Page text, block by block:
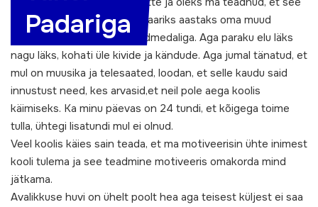
Padariga
nii läheb, oleks ehk jätnud paariks aastaks oma muud
tegemised ja lõpetanud kuldmedaliga. Aga paraku elu läks
nagu läks, kohati üle kivide ja kändude. Aga jumal tänatud, et
mul on muusika ja telesaated, loodan, et selle kaudu said
innustust need, kes arvasid,et neil pole aega koolis
käimiseks. Ka minu päevas on 24 tundi, et kõigega toime
tulla, ühtegi lisatundi mul ei olnud.
Veel koolis käies sain teada, et ma motiveerisin ühte inimest
kooli tulema ja see teadmine motiveeris omakorda mind
jätkama.
Avalikkuse huvi on ühelt poolt hea aga teisest küljest ei saa